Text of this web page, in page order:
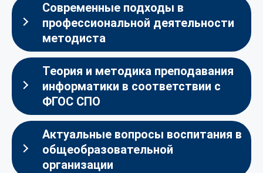
Современные подходы в
профессиональной деятельности
методиста
Теория и методика преподавания
информатики в соответствии с
ФГОС СПО
Актуальные вопросы воспитания в
общеобразовательной
организации